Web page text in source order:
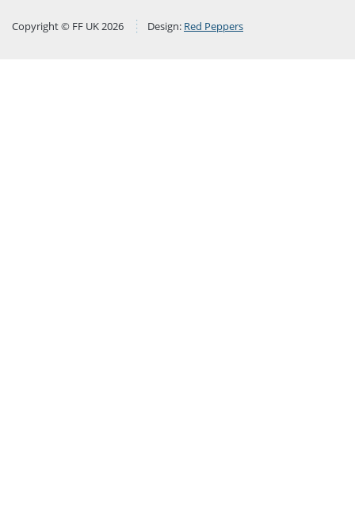
Copyright © FF UK 2026 Design: Red Peppers